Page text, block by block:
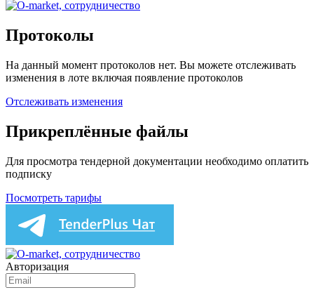
Протоколы
На данный момент протоколов нет. Вы можете отслеживать
изменения в лоте включая появление протоколов
Отслеживать изменения
Прикреплённые файлы
Для просмотра тендерной документации необходимо оплатить
подписку
Посмотреть тарифы
Авторизация